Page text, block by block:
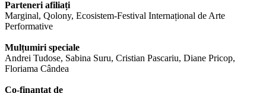
Parteneri afiliați
Marginal, Qolony, Ecosistem-Festival Internațional de Arte
Performative
Mulțumiri speciale
Andrei Tudose, Sabina Suru, Cristian Pascariu, Diane Pricop,
Floriama Cândea
Co-finanțat de